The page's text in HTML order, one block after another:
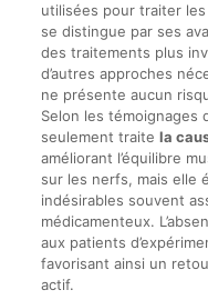
utilisées pour traiter
se distingue par ses
des traitements plus
d’autres approches
ne présente aucun
Selon les
seulement traite la
améliorant l’équilibre
sur les nerfs, mais elle
indésirables souvent
médicamenteux.
aux patients
favorisant ainsi un
actif.